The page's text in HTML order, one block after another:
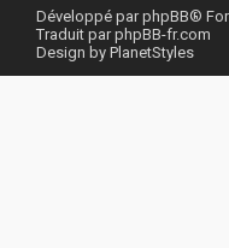
Développé parphpBB®
Traduit parphpBB-fr.com
Design by PlanetStyles